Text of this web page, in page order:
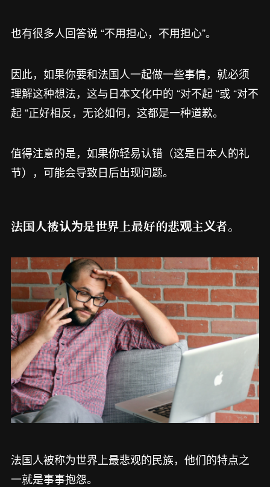
也有很多人回答说 “不用担心，不用担心”。
因此，如果你要和法国人一起做一些事情，就必须
理解这种想法，这与日本文化中的 “对不起 “或 “对不
起 “正好相反，无论如何，这都是一种道歉。
值得注意的是，如果你轻易认错（这是日本人的礼
节），可能会导致日后出现问题。
法国人被认为是世界上最好的悲观主义者。
法国人被称为世界上最悲观的民族，他们的特点之
一就是事事抱怨。